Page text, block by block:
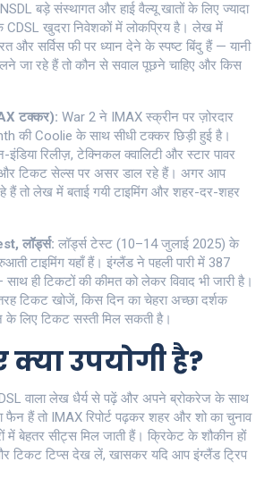
बड़े संस्थागत और हाई वैल्यू खातों के लिए ज्यादा
CDSL खुदरा निवेशकों में लोकप्रिय है। लेख में
सर्विस फी पर ध्यान देने के स्पष्ट बिंदु हैं — यानी
जा रहे हैं तो कौन से सवाल पूछने चाहिए और किस
टक्कर): War 2 ने IMAX स्क्रीन पर ज़ोरदार
की Coolie के साथ सीधी टक्कर छिड़ी हुई है।
इंडिया रिलीज़, टेक्निकल क्वालिटी और स्टार पावर
टिकट सेल्स पर असर डाल रहे हैं। अगर आप
हैं तो लेख में बताई गयी टाइमिंग और शहर-दर-शहर
लॉर्ड्स: लॉर्ड्स टेस्ट (10–14 जुलाई 2025) के
टाइमिंग यहाँ हैं। इंग्लैंड ने पहली पारी में 387
ही टिकटों की कीमत को लेकर विवाद भी जारी है।
टिकट खोजें, किस दिन का चेहरा अच्छा दर्शक
लिए टिकट सस्ती मिल सकती है।
उपयोगी है?
वाला लेख धैर्य से पढ़ें और अपने ब्रोकरेज के साथ
हैं तो IMAX रिपोर्ट पढ़कर शहर और शो का चुनाव
बेहतर सीट्स मिल जाती हैं। क्रिकेट के शौकीन हों
टिकट टिप्स देख लें, खासकर यदि आप इंग्लैंड ट्रिप